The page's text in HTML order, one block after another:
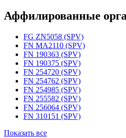
Аффилированные
FG ZN5058 (SPV)
FN MA2110 (SPV)
FN 190363 (SPV)
FN 190375 (SPV)
FN 254720 (SPV)
FN 254762 (SPV)
FN 254985 (SPV)
FN 255582 (SPV)
FN 256064 (SPV)
FN 310151 (SPV)
Показать все